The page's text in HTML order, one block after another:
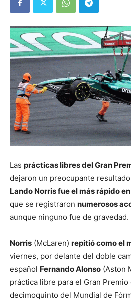
Las prácticas libres del Gran
dejaron un preocupante
Lando Norris fue el más rápido
que se registraron numerosos
aunque ninguno fue de gravedad.
Norris (McLaren) repitió como el
viernes, por delante del doble
español Fernando Alonso (Aston
práctica libre para el Gran Premio
decimoquinto del Mundial de